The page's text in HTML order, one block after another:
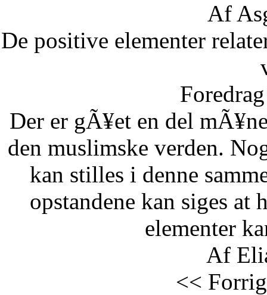
Af
De positive elementer
Der er gÃ¥et en del
den muslimske verden.
kan stilles i denne
opstandene kan siges at
elementer
Af
<<